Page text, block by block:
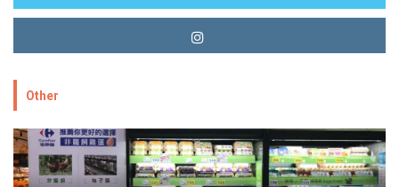
Other